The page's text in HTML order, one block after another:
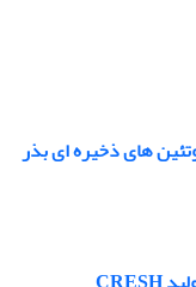
های ذخیره ای بذر